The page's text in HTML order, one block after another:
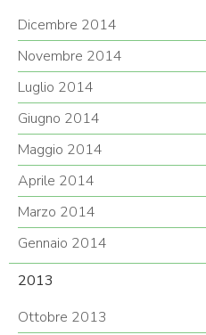
Dicembre 2014
Novembre 2014
Luglio 2014
Giugno 2014
Maggio 2014
Aprile 2014
Marzo 2014
Gennaio 2014
2013
Ottobre 2013